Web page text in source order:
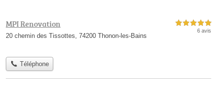
MPI Renovation
20 chemin des Tissottes, 74200 Thonon-les-Bains
5,0 étoiles sur 5
6 avis
Téléphone